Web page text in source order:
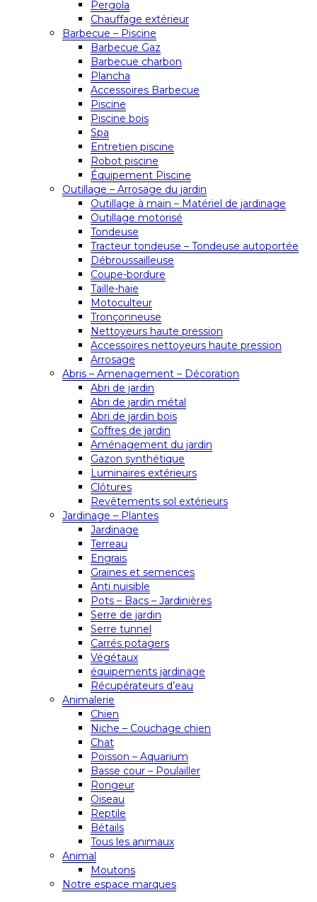
Pergola
Chauffage extérieur
Barbecue – Piscine
Barbecue Gaz
Barbecue charbon
Plancha
Accessoires Barbecue
Piscine
Piscine bois
Spa
Entretien piscine
Robot piscine
Équipement Piscine
Outillage – Arrosage du jardin
Outillage à main – Matériel de jardinage
Outillage motorisé
Tondeuse
Tracteur tondeuse – Tondeuse autoportée
Débroussailleuse
Coupe-bordure
Taille-haie
Motoculteur
Tronçonneuse
Nettoyeurs haute pression
Accessoires nettoyeurs haute pression
Arrosage
Abris – Amenagement – Décoration
Abri de jardin
Abri de jardin métal
Abri de jardin bois
Coffres de jardin
Aménagement du jardin
Gazon synthétique
Luminaires extérieurs
Clôtures
Revêtements sol extérieurs
Jardinage – Plantes
Jardinage
Terreau
Engrais
Graines et semences
Anti nuisible
Pots – Bacs – Jardinières
Serre de jardin
Serre tunnel
Carrés potagers
Végétaux
équipements jardinage
Récupérateurs d’eau
Animalerie
Chien
Niche – Couchage chien
Chat
Poisson – Aquarium
Basse cour – Poulailler
Rongeur
Oiseau
Reptile
Bétails
Tous les animaux
Animal
Moutons
Notre espace marques